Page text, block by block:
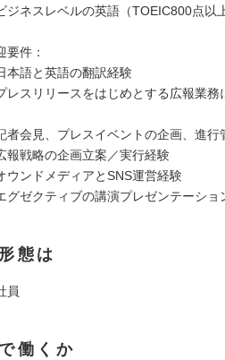
ジネスレベルの英語（TOEIC800点以
要件：
本語と英語の翻訳経験
レスリリースをはじめとする広報業
者会見、プレスイベントの企画、進
報戦略の企画立案／実行経験
ウンドメディアとSNS運営経験
グゼクティブの講演プレゼンテーシ
態は
員
働くか